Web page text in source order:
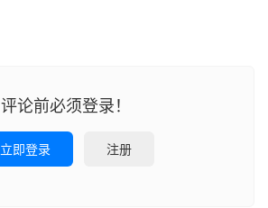
评论前必须登录！
立即登录 注册